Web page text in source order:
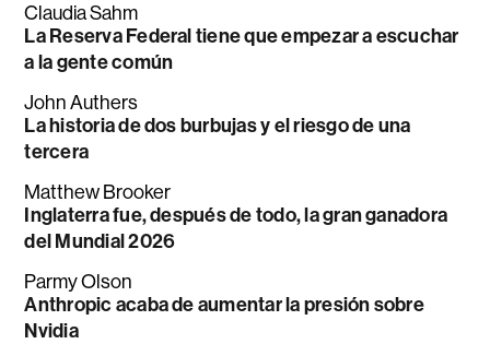
Claudia Sahm
La Reserva Federal tiene que empezar a escuchar
a la gente común
John Authers
La historia de dos burbujas y el riesgo de una
tercera
Matthew Brooker
Inglaterra fue, después de todo, la gran ganadora
del Mundial 2026
Parmy Olson
Anthropic acaba de aumentar la presión sobre
Nvidia